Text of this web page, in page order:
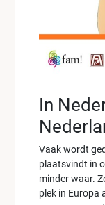
In
Vaak wordt
plaatsvindt in
minder waar.
plek in Europa